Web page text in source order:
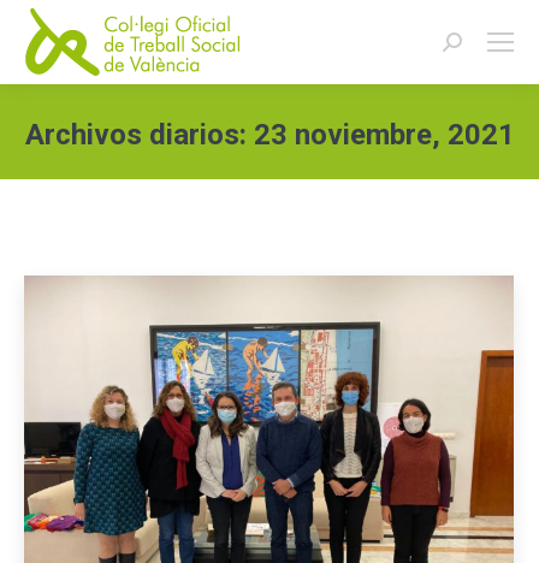
Buscar:
Archivos diarios: 23 noviembre, 2021